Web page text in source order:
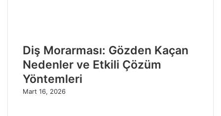
Diş Morarması: Gözden Kaçan
Nedenler ve Etkili Çözüm
Yöntemleri
Mart 16, 2026